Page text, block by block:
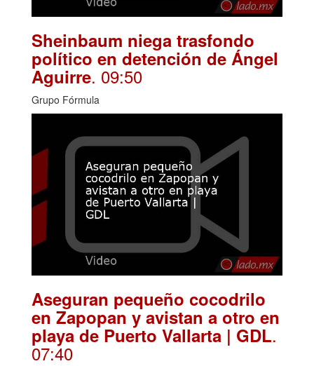
Sheinbaum niega trasfondo
político en detención de Ángel
Aguirre. 09:50
Grupo Fórmula
Aseguran pequeño cocodrilo
en Zapopan y avistan a otro en
playa de Puerto Vallarta | GDL.
07:40